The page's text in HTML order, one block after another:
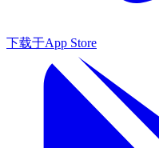
下载于App Store